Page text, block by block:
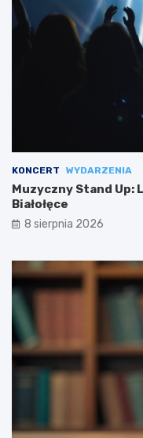
KONCERT WYDARZENIA
Muzyczny Stand Up:
Białołęce
8 sierpnia 2026